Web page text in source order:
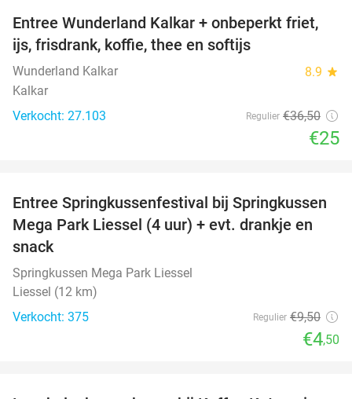
32%
Entree Wunderland Kalkar + onbeperkt friet,
ijs, frisdrank, koffie, thee en softijs
Wunderland Kalkar 8.9 star
Kalkar
Verkocht: 27.103
Regulier €36,50
€25
53%
Entree Springkussenfestival bij Springkussen
Mega Park Liessel (4 uur) + evt. drankje en
snack
Springkussen Mega Park Liessel
Liessel (12 km)
Verkocht: 375
Regulier €9,50
€4,50